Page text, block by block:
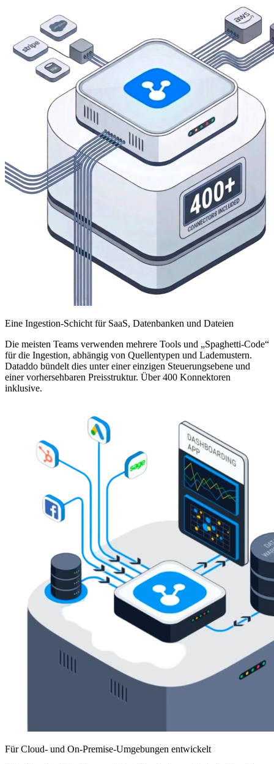
Eine Ingestion-Schicht für SaaS, Datenbanken und Dateien
Die meisten Teams verwenden mehrere Tools und „Spaghetti-Code“
für die Ingestion, abhängig von Quellentypen und Lademustern.
Dataddo bündelt dies unter einer einzigen Steuerungsebene und
einer vorhersehbaren Preisstruktur. Über 400 Konnektoren
inklusive.
Für Cloud- und On-Premise-Umgebungen entwickelt